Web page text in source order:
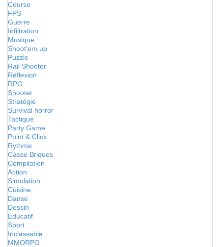
Course
FPS
Guerre
Infiltration
Musique
Shoot'em up
Puzzle
Rail Shooter
Réflexion
RPG
Shooter
Stratégie
Survival horror
Tactique
Party Game
Point & Click
Rythme
Casse Briques
Compilation
Action
Simulation
Cuisine
Danse
Dessin
Educatif
Sport
Inclassable
MMORPG